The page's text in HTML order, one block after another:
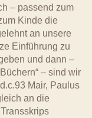
– passend zum
Kinde die
an unsere
Einführung zu
und dann –
– sind wir
Mair, Paulus
an die